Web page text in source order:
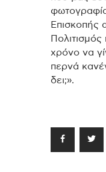
χρόνο να
περνά
δει;».